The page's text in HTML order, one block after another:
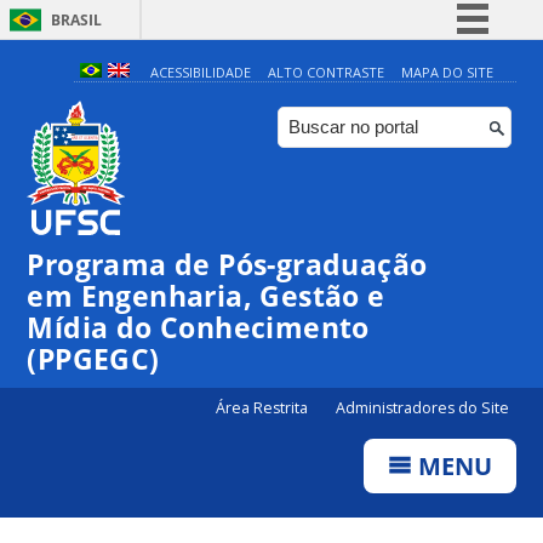
BRASIL
Simplifique!
Comunica BR
Participe
Canais
ACESSIBILIDADE ALTO CONTRASTE MAPA DO SITE
Programa de Pós-graduação
em Engenharia, Gestão e
Mídia do Conhecimento
(PPGEGC)
Área Restrita Administradores do Site
MENU